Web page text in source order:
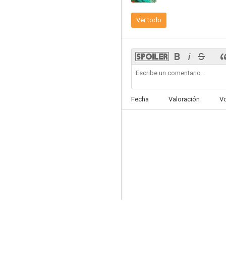
Ver todo
Fecha Valoración